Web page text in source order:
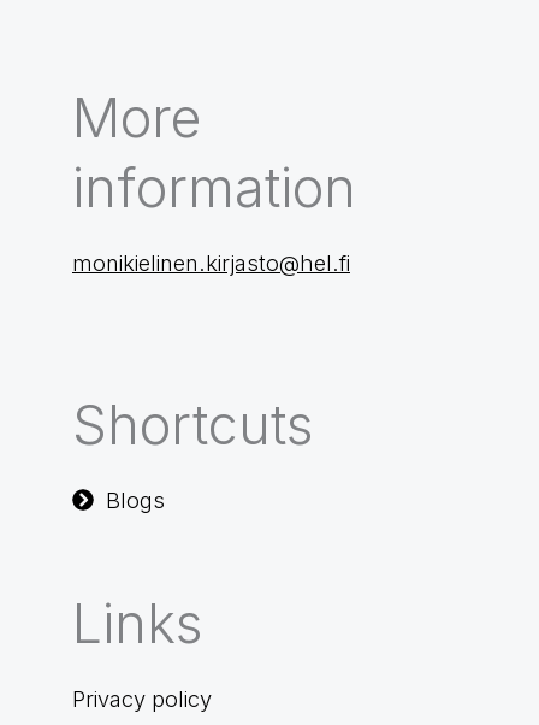
More
information
monikielinen.kirjasto@hel.fi
Shortcuts
Blogs
Links
Privacy policy